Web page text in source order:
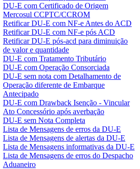
DU-E com Certificado de Origem
Mercosul CCPTC/CCROM
Retificar DU-E com NF-e Antes do ACD
Retificar DU-E com NF-e pós ACD
Retificar DU-E pós-acd para diminuição
de valor e quantidade
DU-E com Tratamento Tributário
DU-E com Operação Consorciada
DU-E sem nota com Detalhamento de
Operação diferente de Embarque
Antecipado
DU-E com Drawback Isenção - Vincular
Ato Concessório após averbação
DU-E sem Nota Completa
Lista de Mensagens de erros da DU-E
Lista de Mensagens de alertas da DU-E
Lista de Mensagens informativas da DU-E
Lista de Mensagens de erros do Despacho
Aduaneiro